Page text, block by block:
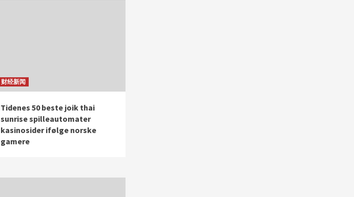
财经新闻
Tidenes 50 beste joik thai
sunrise spilleautomater
kasinosider ifølge norske
gamere